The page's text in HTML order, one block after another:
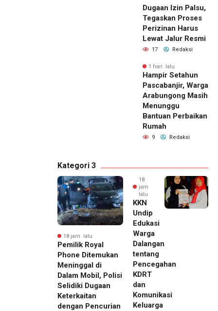
Dugaan Izin Palsu,
Tegaskan Proses
Perizinan Harus
Lewat Jalur Resmi
17 Redaksi
1 hari lalu
Hampir Setahun
Pascabanjir, Warga
Arabungong Masih
Menunggu
Bantuan Perbaikan
Rumah
9 Redaksi
Kategori 3
18 jam lalu
Pemilik Royal
Phone Ditemukan
Meninggal di
Dalam Mobil, Polisi
Selidiki Dugaan
Keterkaitan
dengan Pencurian
18
jam
lalu
KKN
Undip
Edukasi
Warga
Dalangan
tentang
Pencegahan
KDRT
dan
Komunikasi
Keluarga